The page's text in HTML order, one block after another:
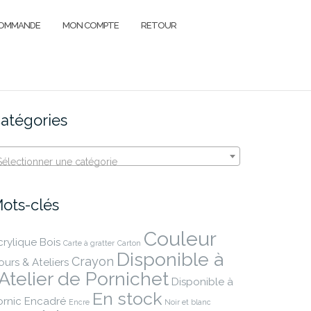
MON COMPTE RETOUR
une catégorie
clés
Bois Carte à gratter Carton Couleur
& Ateliers Crayon Disponible à
de Pornichet Disponible à
Encadré Encre En stock Noir et blanc